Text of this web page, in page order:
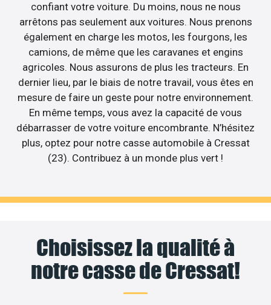
confiant votre voiture. Du moins, nous ne nous
arrêtons pas seulement aux voitures. Nous prenons
également en charge les motos, les fourgons, les
camions, de même que les caravanes et engins
agricoles. Nous assurons de plus les tracteurs. En
dernier lieu, par le biais de notre travail, vous êtes en
mesure de faire un geste pour notre environnement.
En même temps, vous avez la capacité de vous
débarrasser de votre voiture encombrante. N’hésitez
plus, optez pour notre casse automobile à Cressat
(23). Contribuez à un monde plus vert !
Choisissez la qualité à
notre casse de Cressat!